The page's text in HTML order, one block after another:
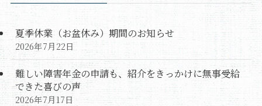
夏季休業（お盆休み）期間のお知らせ
2026年7月22日
難しい障害年金の申請も、紹介をきっかけに無事受給
できた喜びの声
2026年7月17日